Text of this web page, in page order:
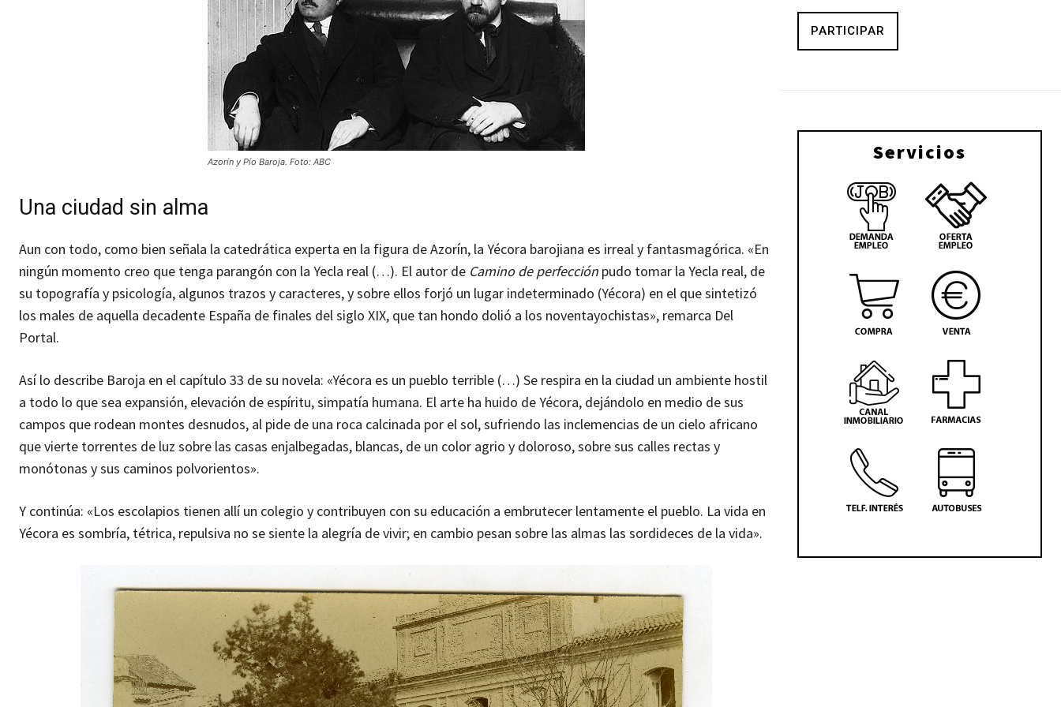
Azorín y Pío Baroja. Foto: ABC
Una ciudad sin alma
Aun con todo, como bien señala la catedrática experta en la figura de Azorín, la Yécora barojiana es irreal y fantasmagórica. «En
ningún momento creo que tenga parangón con la Yecla real (…). El autor de Camino de perfección pudo tomar la Yecla real, de
su topografía y psicología, algunos trazos y caracteres, y sobre ellos forjó un lugar indeterminado (Yécora) en el que sintetizó
los males de aquella decadente España de finales del siglo XIX, que tan hondo dolió a los noventayochistas», remarca Del
Portal.
Así lo describe Baroja en el capítulo 33 de su novela: «Yécora es un pueblo terrible (…) Se respira en la ciudad un ambiente hostil
a todo lo que sea expansión, elevación de espíritu, simpatía humana. El arte ha huido de Yécora, dejándolo en medio de sus
campos que rodean montes desnudos, al pide de una roca calcinada por el sol, sufriendo las inclemencias de un cielo africano
que vierte torrentes de luz sobre las casas enjalbegadas, blancas, de un color agrio y doloroso, sobre sus calles rectas y
monótonas y sus caminos polvorientos».
Y continúa: «Los escolapios tienen allí un colegio y contribuyen con su educación a embrutecer lentamente el pueblo. La vida en
Yécora es sombría, tétrica, repulsiva no se siente la alegría de vivir; en cambio pesan sobre las almas las sordideces de la vida».
PARTICIPAR
Servicios